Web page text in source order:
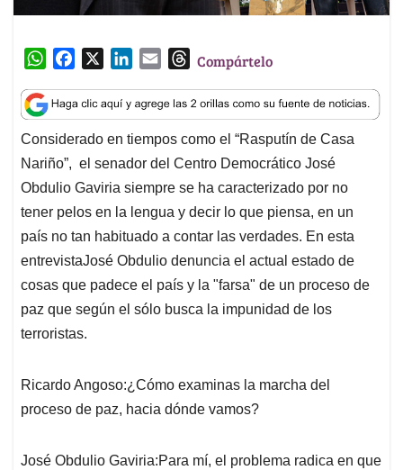
W
a
t
s
A
p
p
c
e
b
o
o
k
n
k
e
d
I
n
a
i
l
T
r
e
a
d
s
Compártelo
Considerado en tiempos como el “Rasputín de Casa
Nariño”, el senador del Centro Democrático José
Obdulio Gaviria siempre se ha caracterizado por no
tener pelos en la lengua y decir lo que piensa, en un
país no tan habituado a contar las verdades. En esta
entrevistaJosé Obdulio denuncia el actual estado de
cosas que padece el país y la "farsa" de un proceso de
paz que según el sólo busca la impunidad de los
terroristas.
Ricardo Angoso:¿Cómo examinas la marcha del
proceso de paz, hacia dónde vamos?
José Obdulio Gaviria:Para mí, el problema radica en que